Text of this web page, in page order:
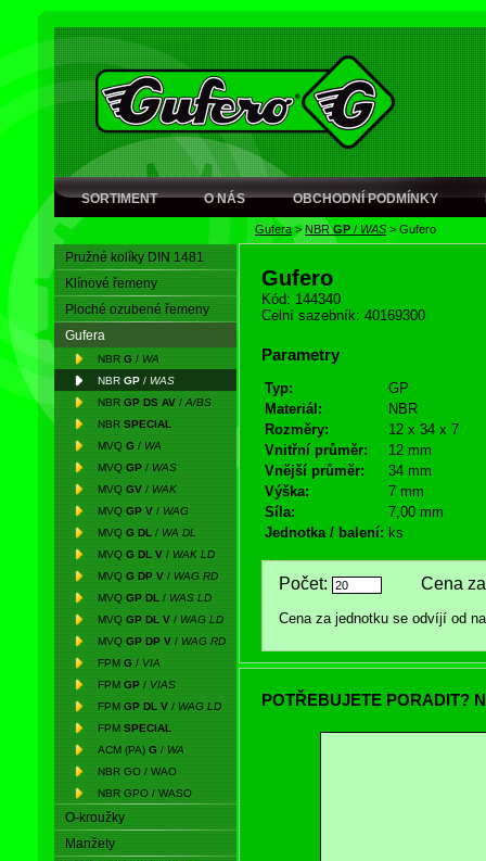
SORTIMENT O NÁS OBCHODNÍ PODMÍNKY
Gufera> NBRGP / WAS > Gufero
Pružné kolíky DIN 1481
Klínové řemeny
Ploché ozubené řemeny
Gufera
NBR G / WA
NBR GP / WAS
NBR GP DS AV / A/BS
NBR SPECIAL
MVQ G / WA
MVQ GP / WAS
MVQ GV / WAK
MVQ GP V / WAG
MVQ G DL / WA DL
MVQ G DL V / WAK LD
MVQ G DP V / WAG RD
MVQ GP DL / WAS LD
MVQ GP DL V / WAG LD
MVQ GP DP V / WAG RD
FPM G / VIA
FPM GP / VIAS
FPM GP DL V / WAG LD
FPM SPECIAL
ACM (PA) G / WA
NBR GO / WAO
NBR GPO / WASO
O-kroužky
Manžety
Gufero
Kód: 144340
Celní sazebník: 40169300
Parametry
Typ:
GP
Materiál:
NBR
Rozměry:
12 x 34 x 7
Vnitřní průměr:
12 mm
Vnější průměr:
34 mm
Výška:
7 mm
Síla:
7,00 mm
Jednotka / balení: ks
Počet: Cena za
Cena za jednotku se odvíjí od
POTŘEBUJETE PORADIT?